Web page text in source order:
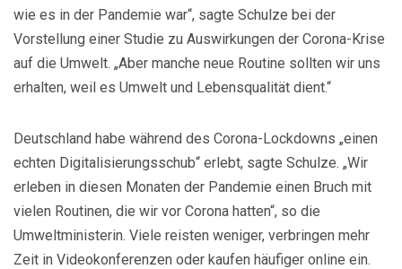
wie es in der Pandemie war“, sagte Schulze bei der
Vorstellung einer Studie zu Auswirkungen der Corona-Krise
auf die Umwelt. „Aber manche neue Routine sollten wir uns
erhalten, weil es Umwelt und Lebensqualität dient.“
Deutschland habe während des Corona-Lockdowns „einen
echten Digitalisierungsschub“ erlebt, sagte Schulze. „Wir
erleben in diesen Monaten der Pandemie einen Bruch mit
vielen Routinen, die wir vor Corona hatten“, so die
Umweltministerin. Viele reisten weniger, verbringen mehr
Zeit in Videokonferenzen oder kaufen häufiger online ein.